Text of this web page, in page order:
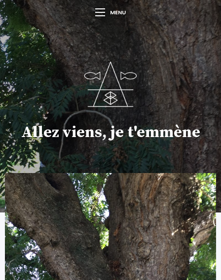
MENU
Allez viens, je t'emmène